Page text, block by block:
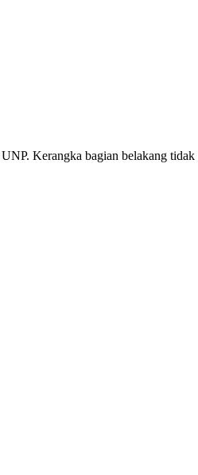
Kerangka bagian belakang